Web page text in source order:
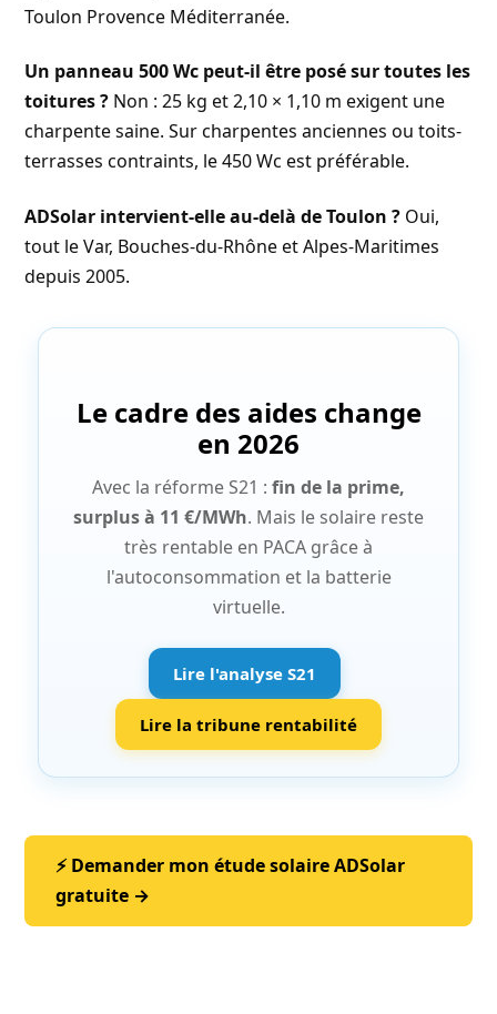
Toulon Provence Méditerranée.
Un panneau 500 Wc peut-il être posé sur toutes les
toitures ? Non : 25 kg et 2,10 × 1,10 m exigent une
charpente saine. Sur charpentes anciennes ou toits-
terrasses contraints, le 450 Wc est préférable.
ADSolar intervient-elle au-delà de Toulon ? Oui,
tout le Var, Bouches-du-Rhône et Alpes-Maritimes
depuis 2005.
Le cadre des aides change
en 2026
Avec la réforme S21 : fin de la prime,
surplus à 11 €/MWh. Mais le solaire reste
très rentable en PACA grâce à
l'autoconsommation et la batterie
virtuelle.
Lire l'analyse S21
Lire la tribune rentabilité
⚡ Demander mon étude solaire ADSolar
gratuite →